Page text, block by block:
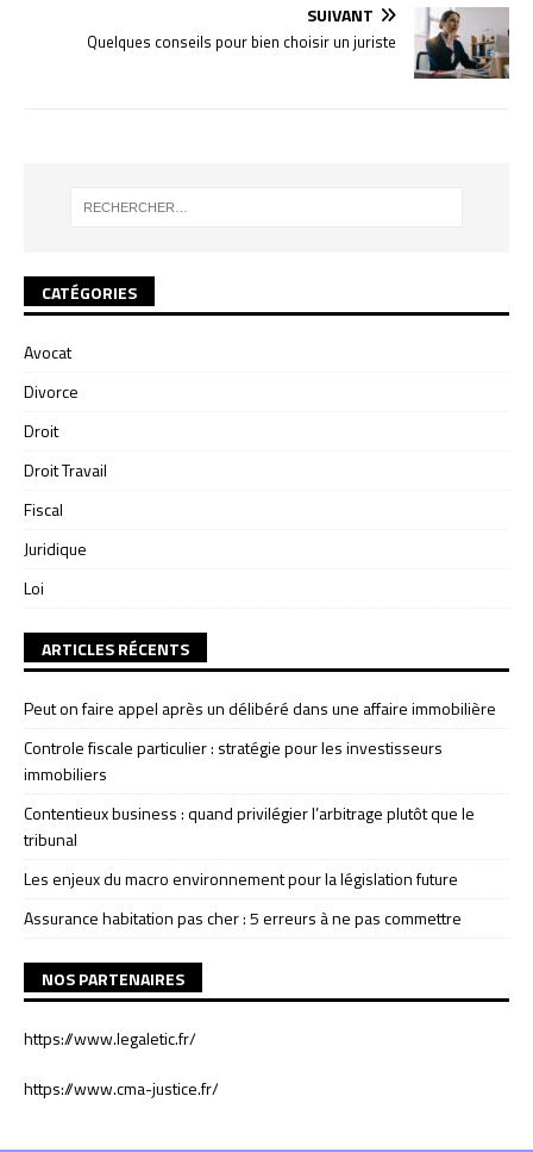
SUIVANT
Quelques conseils pour bien choisir un juriste
CATÉGORIES
Avocat
Divorce
Droit
Droit Travail
Fiscal
Juridique
Loi
ARTICLES RÉCENTS
Peut on faire appel après un délibéré dans une affaire immobilière
Controle fiscale particulier : stratégie pour les investisseurs
immobiliers
Contentieux business : quand privilégier l’arbitrage plutôt que le
tribunal
Les enjeux du macro environnement pour la législation future
Assurance habitation pas cher : 5 erreurs à ne pas commettre
NOS PARTENAIRES
https://www.legaletic.fr/
https://www.cma-justice.fr/